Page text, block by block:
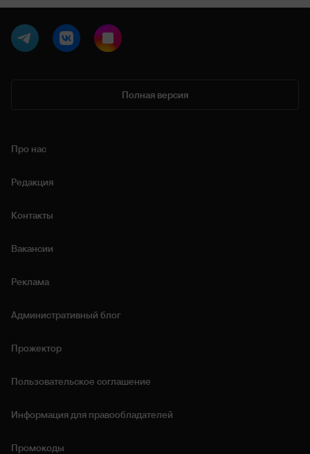
Полная версия
Про нас
Редакция
Контакты
Вакансии
Реклама
Административный блог
Прожектор
Пользовательское соглашение
Информация для правообладателей
Промокоды